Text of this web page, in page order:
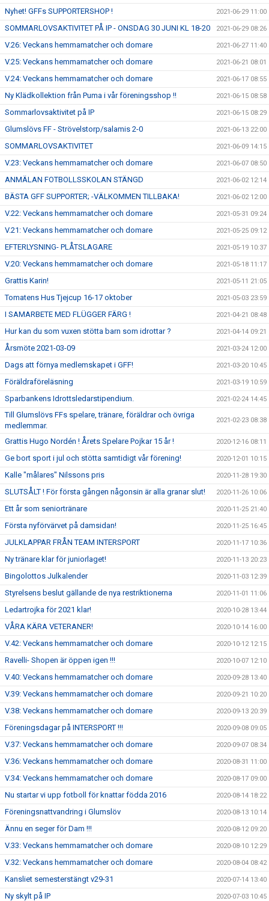
Nyhet! GFFs SUPPORTERSHOP ! 2021-06-29 11:00
SOMMARLOVSAKTIVITET PÅ IP - ONSDAG 30 JUNI KL 18-20 2021-06-29 08:26
V.26: Veckans hemmamatcher och domare 2021-06-27 11:40
V.25: Veckans hemmamatcher och domare 2021-06-21 08:01
V.24: Veckans hemmamatcher och domare 2021-06-17 08:55
Ny Klädkollektion från Puma i vår föreningsshop !! 2021-06-15 08:58
Sommarlovsaktivitet på IP 2021-06-15 08:29
Glumslövs FF - Strövelstorp/salamis 2-0 2021-06-13 22:00
SOMMARLOVSAKTIVITET 2021-06-09 14:15
V.23: Veckans hemmamatcher och domare 2021-06-07 08:50
ANMÄLAN FOTBOLLSSKOLAN STÄNGD 2021-06-02 12:14
BÄSTA GFF SUPPORTER; -VÄLKOMMEN TILLBAKA! 2021-06-02 12:00
V.22: Veckans hemmamatcher och domare 2021-05-31 09:24
V.21: Veckans hemmamatcher och domare 2021-05-25 09:12
EFTERLYSNING- PLÅTSLAGARE 2021-05-19 10:37
V.20: Veckans hemmamatcher och domare 2021-05-18 11:17
Grattis Karin! 2021-05-11 21:05
Tomatens Hus Tjejcup 16-17 oktober 2021-05-03 23:59
I SAMARBETE MED FLÜGGER FÄRG ! 2021-04-21 08:48
Hur kan du som vuxen stötta barn som idrottar ? 2021-04-14 09:21
Årsmöte 2021-03-09 2021-03-24 12:00
Dags att förnya medlemskapet i GFF! 2021-03-20 10:45
Föräldraföreläsning 2021-03-19 10:59
Sparbankens Idrottsledarstipendium. 2021-02-24 14:45
Till Glumslövs FFs spelare, tränare, föräldrar och övriga
medlemmar.
2021-02-23 08:38
Grattis Hugo Nordén ! Årets Spelare Pojkar 15 år ! 2020-12-16 08:11
Ge bort sport i jul och stötta samtidigt vår förening! 2020-12-01 10:15
Kalle "målares" Nilssons pris 2020-11-28 19:30
SLUTSÅLT ! För första gången någonsin är alla granar slut! 2020-11-26 10:06
Ett år som seniortränare 2020-11-25 21:40
Första nyförvärvet på damsidan! 2020-11-25 16:45
JULKLAPPAR FRÅN TEAM INTERSPORT 2020-11-17 10:36
Ny tränare klar för juniorlaget! 2020-11-13 20:23
Bingolottos Julkalender 2020-11-03 12:39
Styrelsens beslut gällande de nya restriktionerna 2020-11-01 11:06
Ledartrojka för 2021 klar! 2020-10-28 13:44
VÅRA KÄRA VETERANER! 2020-10-14 16:00
V.42: Veckans hemmamatcher och domare 2020-10-12 12:15
Ravelli- Shopen är öppen igen !!! 2020-10-07 12:10
V.40: Veckans hemmamatcher och domare 2020-09-28 13:40
V.39: Veckans hemmamatcher och domare 2020-09-21 10:20
V.38: Veckans hemmamatcher och domare 2020-09-13 20:39
Föreningsdagar på INTERSPORT !!! 2020-09-08 09:05
V.37: Veckans hemmamatcher och domare 2020-09-07 08:34
V.36: Veckans hemmamatcher och domare 2020-08-31 11:00
V.34: Veckans hemmamatcher och domare 2020-08-17 09:00
Nu startar vi upp fotboll för knattar födda 2016 2020-08-14 18:22
Föreningsnattvandring i Glumslöv 2020-08-13 10:14
Ännu en seger för Dam !!! 2020-08-12 09:20
V.33: Veckans hemmamatcher och domare 2020-08-10 12:29
V.32: Veckans hemmamatcher och domare 2020-08-04 08:42
Kansliet semesterstängt v29-31 2020-07-14 13:40
Ny skylt på IP 2020-07-03 10:45